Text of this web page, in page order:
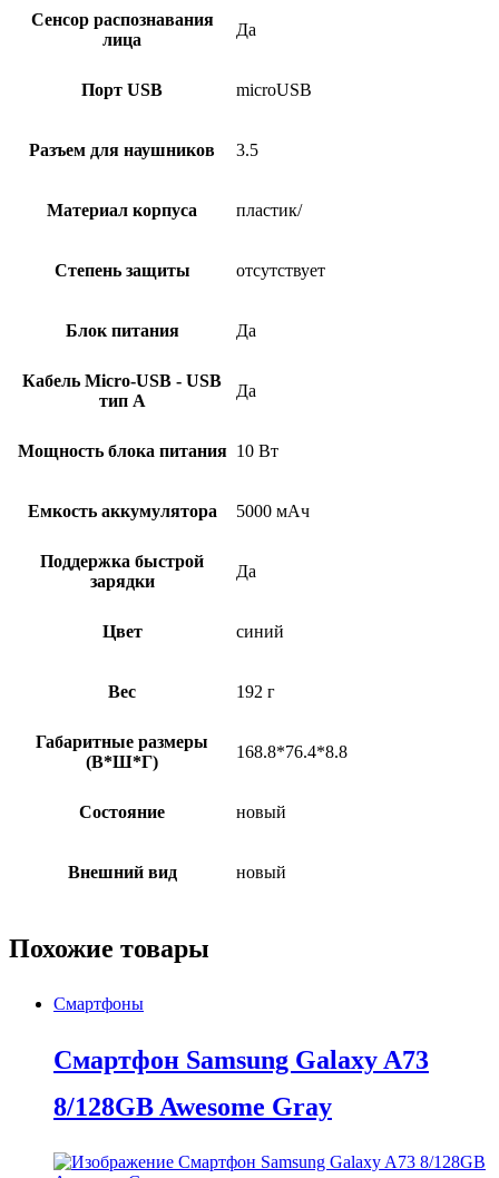
Сенсор распознавания
лица
Да
Порт USB microUSB
Разъем для наушников 3.5
Материал корпуса пластик/
Степень защиты отсутствует
Блок питания Да
Кабель Micro-USB - USB
тип А
Да
Мощность блока питания 10 Вт
Емкость аккумулятора 5000 мАч
Поддержка быстрой
зарядки
Да
Цвет синий
Вес 192 г
Габаритные размеры
(В*Ш*Г)
168.8*76.4*8.8
Состояние новый
Внешний вид новый
Похожие товары
Смартфоны
Смартфон Samsung Galaxy A73
8/128GB Awesome Gray